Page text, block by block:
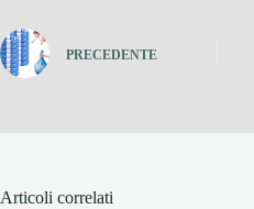
PRECEDENTE
Articoli correlati